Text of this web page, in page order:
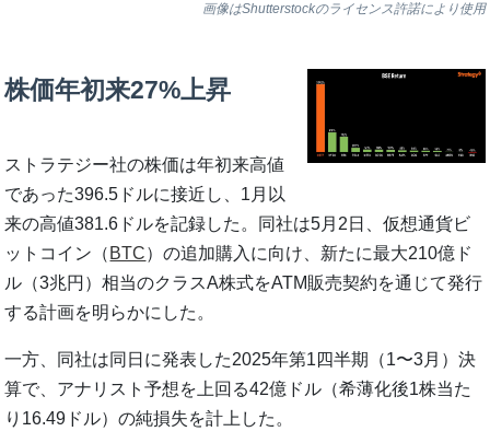
画像はShutterstockのライセンス許諾により使用
株価年初来27%上昇
ストラテジー社の株価は年初来高値
であった396.5ドルに接近し、1月以
来の高値381.6ドルを記録した。同社は5月2日、仮想通貨ビ
ットコイン（ BTC）の追加購入に向け、新たに最大210億ド
ル（3兆円）相当のクラスA株式をATM販売契約を通じて発行
する計画を明らかにした。
一方、同社は同日に発表した2025年第1四半期（1〜3月）決
算で、アナリスト予想を上回る42億ドル（希薄化後1株当た
り16.49ドル）の純損失を計上した。